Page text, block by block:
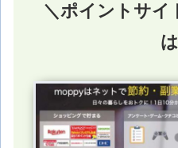
＼ポイントサイ